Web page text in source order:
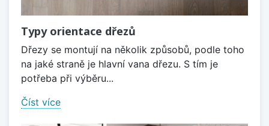
Typy orientace dřezů
Dřezy se montují na několik způsobů, podle toho
na jaké straně je hlavní vana dřezu. S tím je
potřeba při výběru...
Číst více